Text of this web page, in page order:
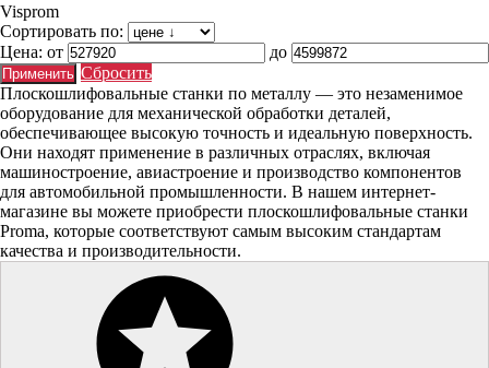
Visprom
Сортировать по:
Цена: от
до
Сбросить
Плоскошлифовальные станки по металлу — это незаменимое
оборудование для механической обработки деталей,
обеспечивающее высокую точность и идеальную поверхность.
Они находят применение в различных отраслях, включая
машиностроение, авиастроение и производство компонентов
для автомобильной промышленности. В нашем интернет-
магазине вы можете приобрести плоскошлифовальные станки
Proma, которые соответствуют самым высоким стандартам
качества и производительности.